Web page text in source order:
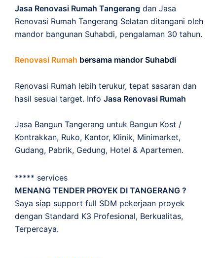
Jasa Renovasi Rumah Tangerang dan Jasa
Renovasi Rumah Tangerang Selatan ditangani oleh
mandor bangunan Suhabdi, pengalaman 30 tahun.
Renovasi Rumah bersama mandor Suhabdi
Renovasi Rumah lebih terukur, tepat sasaran dan
hasil sesuai target. Info Jasa Renovasi Rumah
Jasa Bangun Tangerang untuk Bangun Kost /
Kontrakkan, Ruko, Kantor, Klinik, Minimarket,
Gudang, Pabrik, Gedung, Hotel & Apartemen.
***** services
MENANG TENDER PROYEK DI TANGERANG ?
Saya siap support full SDM pekerjaan proyek
dengan Standard K3 Profesional, Berkualitas,
Terpercaya.